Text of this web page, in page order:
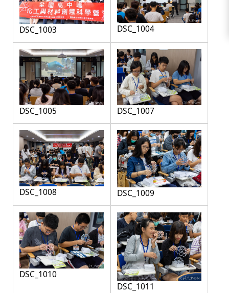
DSC_1003 DSC_1004
DSC_1005 DSC_1007
DSC_1008 DSC_1009
DSC_1010
DSC_1011